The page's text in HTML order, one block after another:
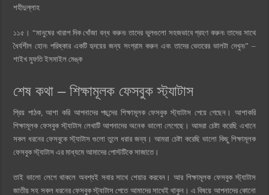
শহীদুল্লাহ
১১৫। “মানুষের খারাপ দিক খোঁজা বন্ধ করুন৷ তাদের ভুলগুলো সহজভাবে গ্রহণ করুন৷ তাদের সাথে
ধৈর্যশীল হোন৷ পরিষ্কার একটি হৃদয়ের জন্য সংগ্রাম করুন এবং তাদের ভেতরের ভালটা দেখুন৷” –
শাইখ মুফতি ইসমাইল মেঙ্ক
শেষ কথা –শিক্ষামূলক ফেসবুক স্ট্যাটাস
প্রিয় পাঠক, আশা করি আপনাদের পছন্দের শিক্ষামূলক ফেসবুক স্ট্যাটাস পেয়ে গেছেন। আশাকরি
শিক্ষামূলক ফেসবুক স্ট্যাটাস লেখাটি আপনাদের অনেক ভালো লেগেছে। আমরা চেষ্টা করেছি এখানে
সকল ধরনের ফেসবুকে স্ট্যাটাস গুলো তুলে ধরার জন্য। আমরা চেষ্টা করেছি ভালো কিছু শিক্ষামূলক
ফেসবুক স্ট্যাটাস এর মাধ্যমে আমাদের পোস্টটিকে সাজাতে।
তাই ভালো লেগে থাকলে অবশ্যই সবার সাথে শেয়ার করবেন। আর শিক্ষামূলক ফেসবুক স্ট্যাটাস
জাতীয় সহ সকল ধরনের ফেসবুক স্ট্যাটাস পেতে আমাদের সাথেই থাকুন। এ বিষয়ে আপনাদের কোনো